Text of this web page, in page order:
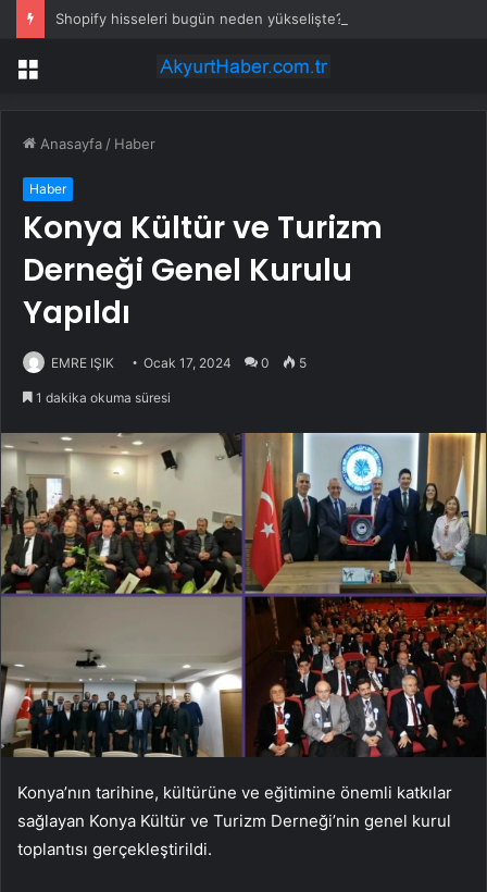
Shopify hisseleri bugün neden yükselişte?
Menü
Anasayfa / Haber
Haber
Konya Kültür ve Turizm
Derneği Genel Kurulu
Yapıldı
EMRE IŞIK Ocak 17, 2024 0 5
1 dakika okuma süresi
Konya’nın tarihine, kültürüne ve eğitimine önemli katkılar
sağlayan Konya Kültür ve Turizm Derneği’nin genel kurul
toplantısı gerçekleştirildi.